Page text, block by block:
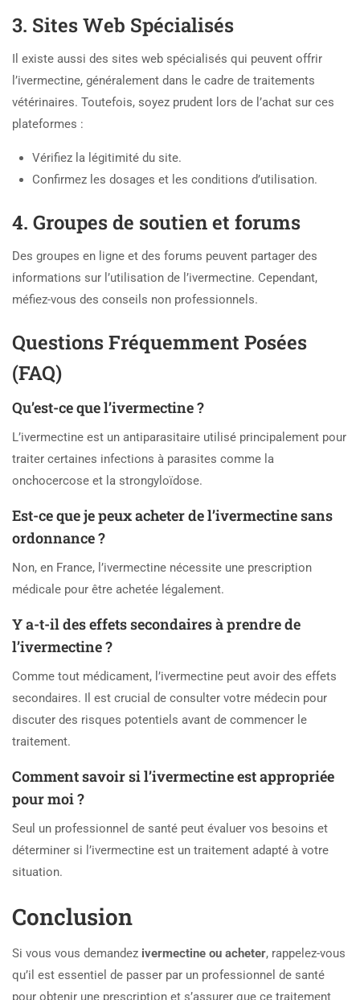
3. Sites Web Spécialisés
Il existe aussi des sites web spécialisés qui peuvent offrir
l’ivermectine, généralement dans le cadre de traitements
vétérinaires. Toutefois, soyez prudent lors de l’achat sur ces
plateformes :
Vérifiez la légitimité du site.
Confirmez les dosages et les conditions d’utilisation.
4. Groupes de soutien et forums
Des groupes en ligne et des forums peuvent partager des
informations sur l’utilisation de l’ivermectine. Cependant,
méfiez-vous des conseils non professionnels.
Questions Fréquemment Posées
(FAQ)
Qu’est-ce que l’ivermectine ?
L’ivermectine est un antiparasitaire utilisé principalement pour
traiter certaines infections à parasites comme la
onchocercose et la strongyloïdose.
Est-ce que je peux acheter de l’ivermectine sans
ordonnance ?
Non, en France, l’ivermectine nécessite une prescription
médicale pour être achetée légalement.
Y a-t-il des effets secondaires à prendre de
l’ivermectine ?
Comme tout médicament, l’ivermectine peut avoir des effets
secondaires. Il est crucial de consulter votre médecin pour
discuter des risques potentiels avant de commencer le
traitement.
Comment savoir si l’ivermectine est appropriée
pour moi ?
Seul un professionnel de santé peut évaluer vos besoins et
déterminer si l’ivermectine est un traitement adapté à votre
situation.
Conclusion
Si vous vous demandez ivermectine ou acheter, rappelez-vous
qu’il est essentiel de passer par un professionnel de santé
pour obtenir une prescription et s’assurer que ce traitement